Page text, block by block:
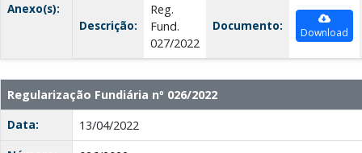
Anexo(s):
Descrição:
Reg.
Fund.
027/2022
Documento: Download
Regularização Fundiária nº 026/2022
Data:
13/04/2022